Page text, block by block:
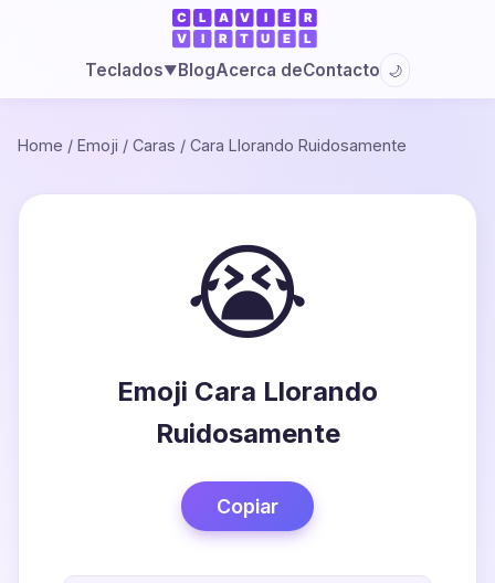
Teclados▼BlogAcerca deContacto 🌙
Home / Emoji / Caras / Cara Llorando Ruidosamente
😭
Emoji Cara Llorando
Ruidosamente
Copiar